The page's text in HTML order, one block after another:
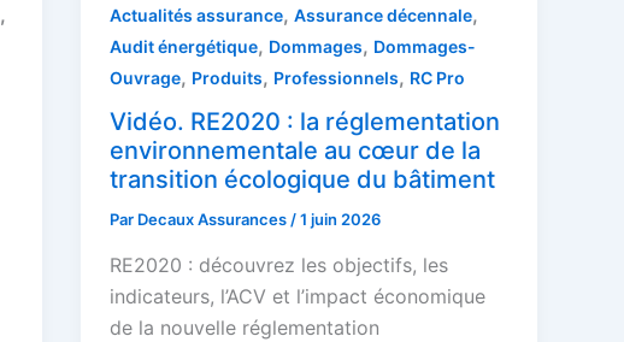
, Actualités assurance,Assurance décennale,
Audit énergétique, Dommages, Dommages-
Ouvrage, Produits, Professionnels, RC Pro
Vidéo. RE2020 : la réglementation
environnementale au cœur de la
transition écologique du bâtiment
Par Decaux Assurances/1 juin 2026
RE2020 : découvrez les objectifs, les
indicateurs, l’ACV et l’impact économique
de la nouvelle réglementation